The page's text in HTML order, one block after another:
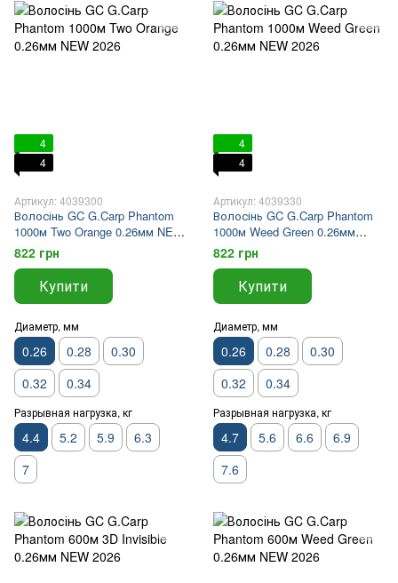
4
4
Артикул: 4039300
Волосінь GC G.Carp Phantom
1000м Two Orange 0.26мм NEW
2026
822 грн
Купити
Диаметр, мм
0.26 0.28
0.30
0.32
0.34
Разрывная нагрузка, кг
4.4 5.2 5.9
6.3
7
4
4
Артикул: 4039330
Волосінь GC G.Carp Phantom
1000м Weed Green 0.26мм
NEW 2026
822 грн
Купити
Диаметр, мм
0.26 0.28
0.30
0.32
0.34
Разрывная нагрузка, кг
4.7 5.6 6.6
6.9
7.6